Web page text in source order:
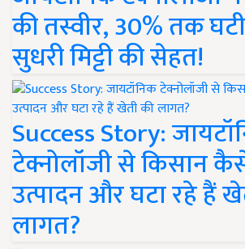
की तस्वीर, 30% तक
सुधरी मिट्टी की सेहत!
Success Story:
टेक्नोलॉजी से किसान
उत्पादन और घटा रहे हैं
लागत?